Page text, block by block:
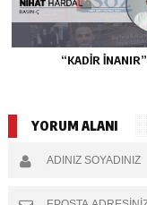
“KADIR İNANIR”
YORUM ALANI